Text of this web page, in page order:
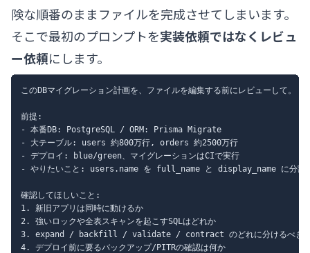
険な順番のままファイルを完成させてしまいます。
そこで最初のプロンプトを実装依頼ではなくレビュ
ー依頼にします。
このDBマイグレーション計画を、ファイルを編集する前にレビューして。
前提:
- 本番DB: PostgreSQL / ORM: Prisma Migrate
- 大テーブル: users 約800万行, orders 約2500万行
- デプロイ: blue/green、マイグレーションはCIで実行
- やりたいこと: users.name を full_name と display_name に分割
確認してほしいこと:
1. 新旧アプリは同時に動けるか
2. 強いロックや全表スキャンを起こすSQLはどれか
3. expand / backfill / validate / contract のどれに分けるべき
4. デプロイ前に要るバックアップ/PITRの確認は何か